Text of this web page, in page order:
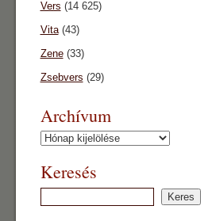
Vers (14 625)
Vita(43)
Zene(33)
Zsebvers (29)
Archívum
Archívum
Keresés